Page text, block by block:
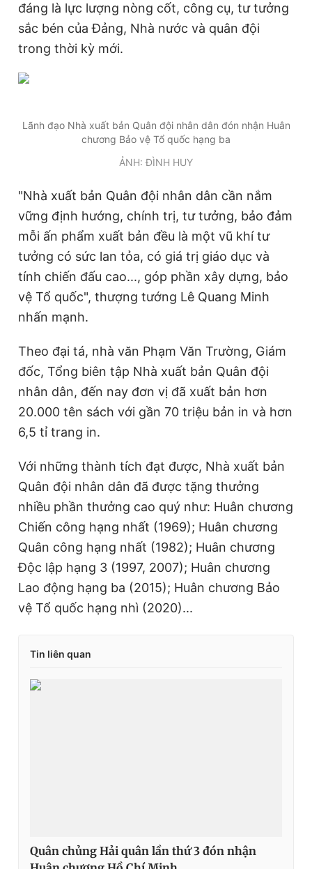
đáng là lực lượng nòng cốt, công cụ, tư tưởng
sắc bén của Đảng, Nhà nước và quân đội
trong thời kỳ mới.
Lãnh đạo Nhà xuất bản Quân đội nhân dân đón nhận Huân
chương Bảo vệ Tổ quốc hạng ba
ẢNH: ĐÌNH HUY
"Nhà xuất bản Quân đội nhân dân cần nắm
vững định hướng, chính trị, tư tưởng, bảo đảm
mỗi ấn phẩm xuất bản đều là một vũ khí tư
tưởng có sức lan tỏa, có giá trị giáo dục và
tính chiến đấu cao..., góp phần xây dựng, bảo
vệ Tổ quốc", thượng tướng Lê Quang Minh
nhấn mạnh.
Theo đại tá, nhà văn Phạm Văn Trường, Giám
đốc, Tổng biên tập Nhà xuất bản Quân đội
nhân dân, đến nay đơn vị đã xuất bản hơn
20.000 tên sách với gần 70 triệu bản in và hơn
6,5 tỉ trang in.
Với những thành tích đạt được, Nhà xuất bản
Quân đội nhân dân đã được tặng thưởng
nhiều phần thưởng cao quý như: Huân chương
Chiến công hạng nhất (1969); Huân chương
Quân công hạng nhất (1982); Huân chương
Độc lập hạng 3 (1997, 2007); Huân chương
Lao động hạng ba (2015); Huân chương Bảo
vệ Tổ quốc hạng nhì (2020)...
Tin liên quan
Quân chủng Hải quân lần thứ 3 đón nhận